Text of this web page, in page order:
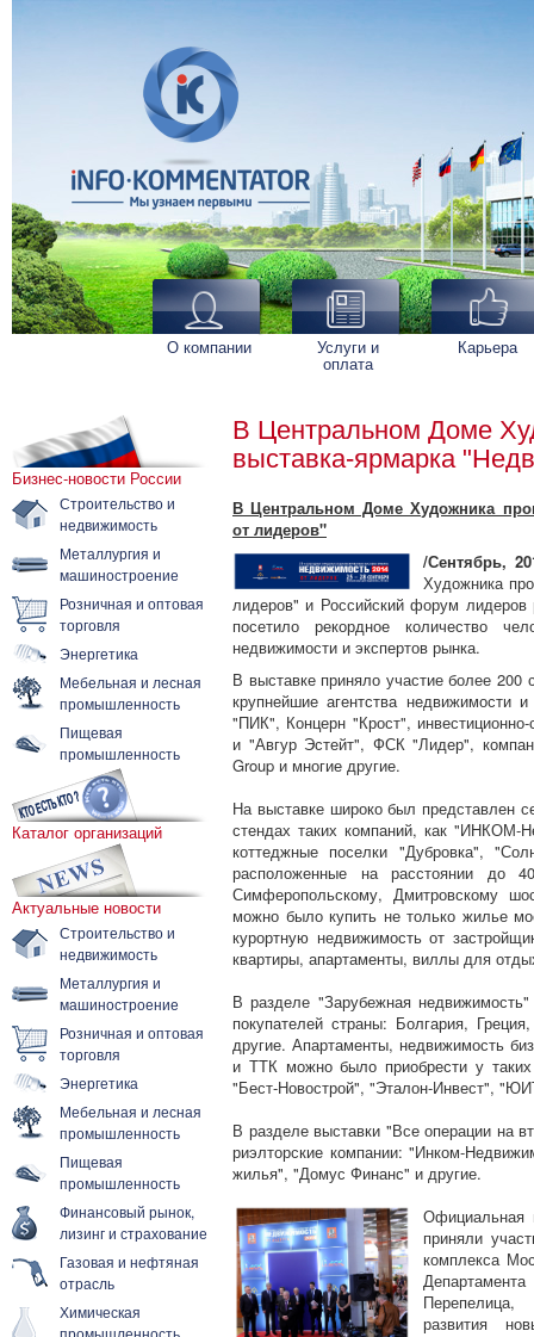
О компании Услуги и
оплата
Карьера
Бизнес-новости России
Строительство и
недвижимость
Металлургия и
машиностроение
Розничная и оптовая
торговля
Энергетика
Мебельная и лесная
промышленность
Пищевая
промышленность
Каталог организаций
Актуальные новости
Строительство и
недвижимость
Металлургия и
машиностроение
Розничная и оптовая
торговля
Энергетика
Мебельная и лесная
промышленность
Пищевая
промышленность
Финансовый рынок,
лизинг и страхование
Газовая и нефтяная
отрасль
Химическая
промышленность
В Центральном Доме
выставка-ярмарка
В Центральном Доме Художника
от лидеров"
/Сентябрь,
Художника
лидеров" и Российский форум
посетило рекордное количество
недвижимости и экспертов рынка.
В выставке приняло участие более 200
крупнейшие агентства
"ПИК", Концерн "Крост",
и "Авгур Эстейт", ФСК "Лидер",
Group и многие другие.
На выставке широко был представлен
стендах таких компаний, как
коттеджные поселки "Дубровка",
расположенные на расстоянии
Симферопольскому, Дмитровскому
можно было купить не только жилье
курортную недвижимость от
квартиры, апартаменты, виллы для
В разделе "Зарубежная
покупателей страны: Болгария,
другие. Апартаменты, недвижимость
и ТТК можно было приобрести у
"Бест-Новострой", "Эталон-Инвест",
В разделе выставки "Все операции на
риэлторские компании: "Инком-
жилья", "Домус Финанс" и другие.
Официальная
приняли
комплекса
Перепелица,
развития